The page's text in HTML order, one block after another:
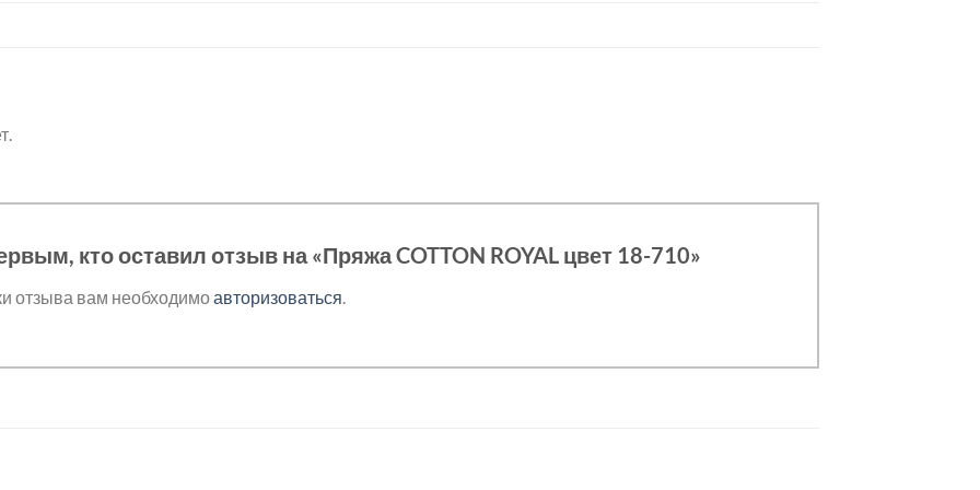
кто оставил отзыв на «Пряжа COTTON ROYAL цвет 18-710»
отзыва вам необходимоавторизоваться.